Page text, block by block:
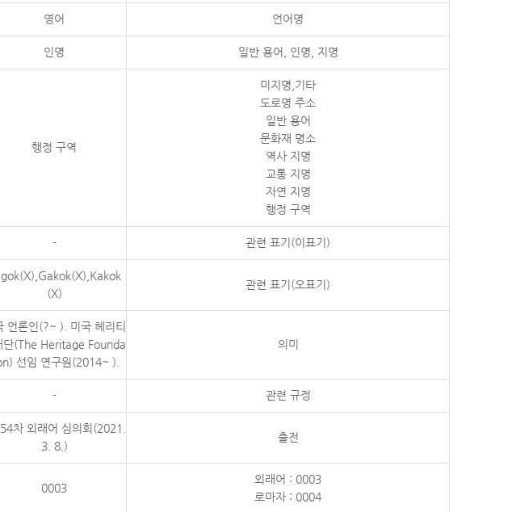
영어 언어명
인명 일반 용어, 인명, 지명
행정 구역
미지명,기타
도로명 주소
일반 용어
문화재 명소
역사 지명
교통 지명
자연 지명
행정 구역
- 관련 표기(이표기)
(X)
관련 표기(오표기)
언론인(?~ ). 미국 헤리티
단(The Heritage Founda
선임 연구원(2014~ ).
의미
- 관련 규정
차 외래어 심의회(2021.
3. 8.)
출전
0003
외래어 : 0003
로마자 : 0004